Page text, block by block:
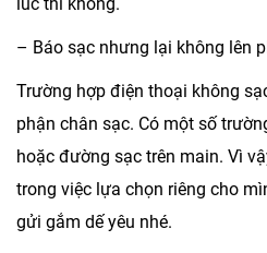
– Báo sạc nhưng lại không lên
Trường hợp điện thoại không
phận chân sạc. Có một số
hoặc đường sạc trên main. Vì
trong việc lựa chọn riêng cho
gửi gắm dế yêu nhé.